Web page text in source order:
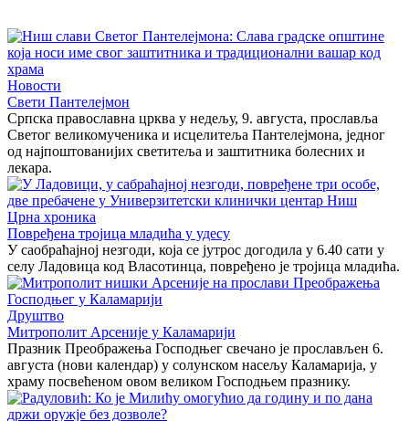
Новости
Свети Пантелејмон
Српска православна црква у недељу, 9. августа, прославља
Светог великомученика и исцелитеља Пантелејмона, једног
од најпоштованијих светитеља и заштитника болесних и
лекара.
Црна хроника
Повређена тројица младића у удесу
У саобраћајној незгоди, која се јутрос догодила у 6.40 сати у
селу Ладовица код Власотинца, повређено је тројица младића.
Друштво
Митрополит Арсеније у Каламарији
Празник Преображења Господњег свечано је прослављен 6.
августа (нови календар) у солунском насељу Каламарија, у
храму посвећеном овом великом Господњем празнику.